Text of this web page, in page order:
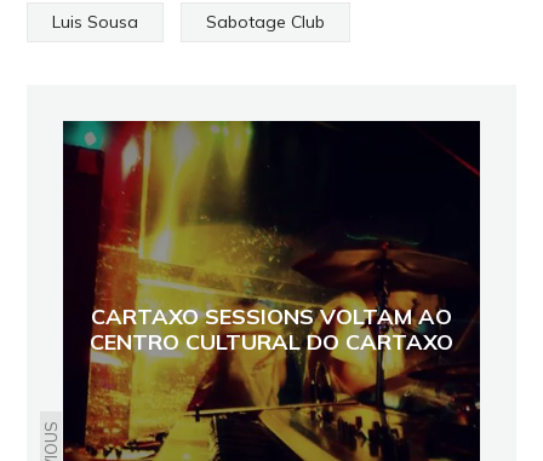
Luis Sousa Sabotage Club
CARTAXO SESSIONS VOLTAM AO
CENTRO CULTURAL DO CARTAXO